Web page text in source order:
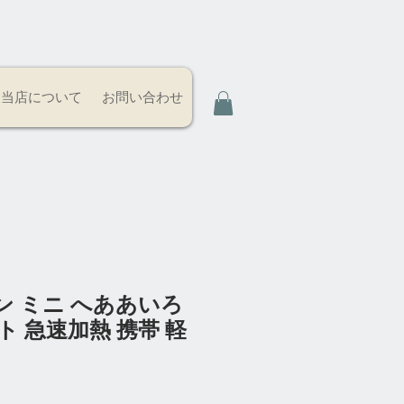
当店について お問い合わせ
ミニ へああいろ
急速加熱 携帯 軽